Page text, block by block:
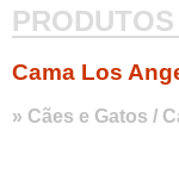
PRODUTOS
Cama Los
» Cães e Gatos /